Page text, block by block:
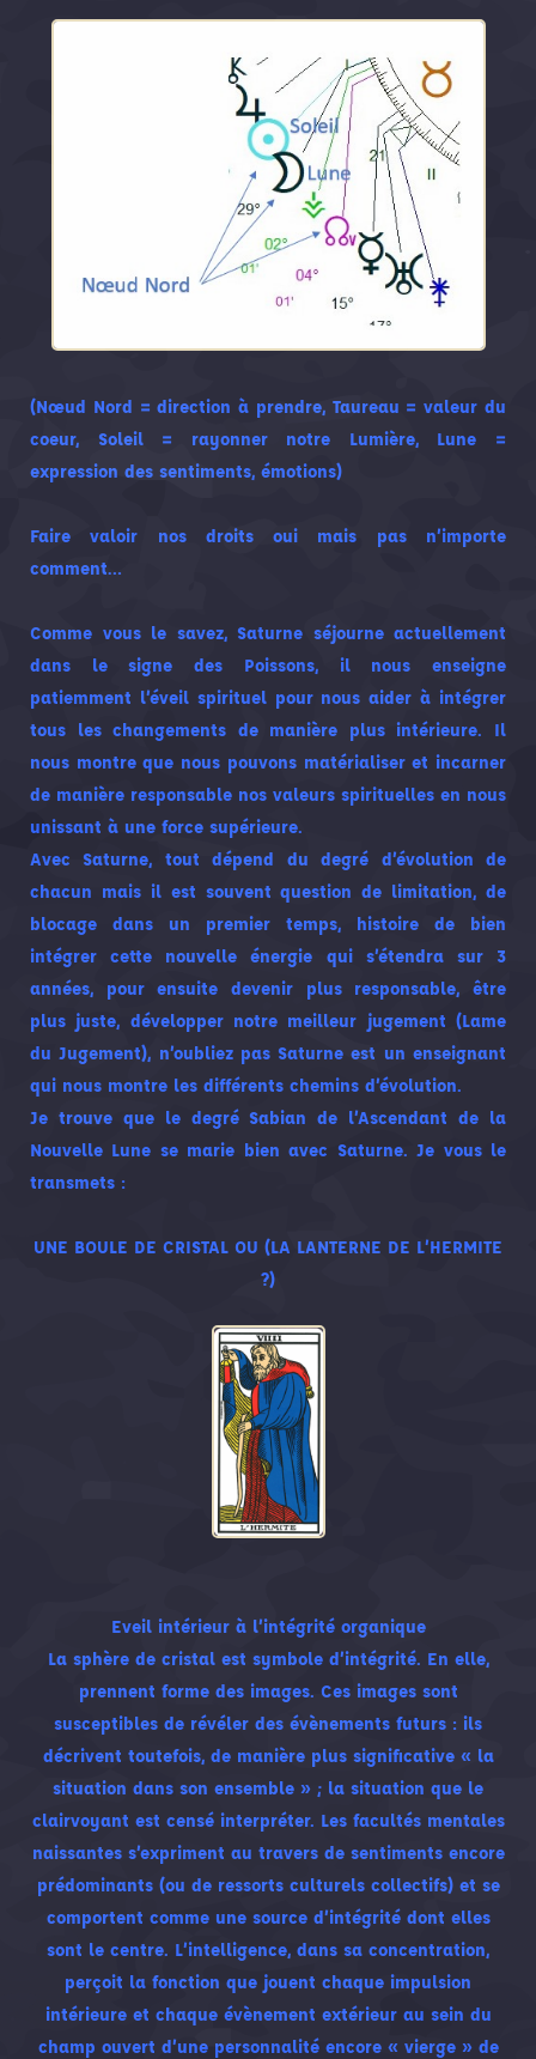
(Nœud Nord = direction à prendre, Taureau = valeur du
coeur, Soleil = rayonner notre Lumière, Lune =
expression des sentiments, émotions)
Faire valoir nos droits oui mais pas n’importe
comment…
Comme vous le savez, Saturne séjourne actuellement
dans le signe des Poissons, il nous enseigne
patiemment l’éveil spirituel pour nous aider à intégrer
tous les changements de manière plus intérieure. Il
nous montre que nous pouvons matérialiser et incarner
de manière responsable nos valeurs spirituelles en nous
unissant à une force supérieure.
Avec Saturne, tout dépend du degré d’évolution de
chacun mais il est souvent question de limitation, de
blocage dans un premier temps, histoire de bien
intégrer cette nouvelle énergie qui s’étendra sur 3
années, pour ensuite devenir plus responsable, être
plus juste, développer notre meilleur jugement (Lame
du Jugement), n’oubliez pas Saturne est un enseignant
qui nous montre les différents chemins d’évolution.
Je trouve que le degré Sabian de l’Ascendant de la
Nouvelle Lune se marie bien avec Saturne. Je vous le
transmets :
UNE BOULE DE CRISTAL OU (LA LANTERNE DE L’HERMITE
?)
Eveil intérieur à l’intégrité organique
La sphère de cristal est symbole d’intégrité. En elle,
prennent forme des images. Ces images sont
susceptibles de révéler des évènements futurs : ils
décrivent toutefois, de manière plus significative « la
situation dans son ensemble » ; la situation que le
clairvoyant est censé interpréter. Les facultés mentales
naissantes s’expriment au travers de sentiments encore
prédominants (ou de ressorts culturels collectifs) et se
comportent comme une source d’intégrité dont elles
sont le centre. L’intelligence, dans sa concentration,
perçoit la fonction que jouent chaque impulsion
intérieure et chaque évènement extérieur au sein du
champ ouvert d’une personnalité encore « vierge » de